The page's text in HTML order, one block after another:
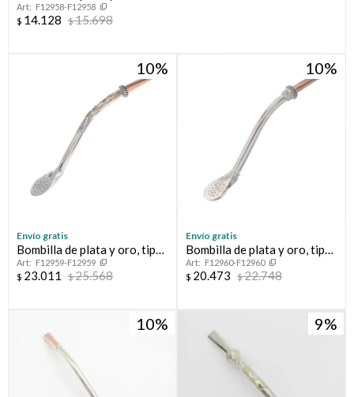
F12958-F12958
$ 14.128 $15.698
10
Envío gratis
Bombilla de plata y oro, tipo
MELO.F12959-F12959
$ 23.011 $25.568
10
Envío gratis
Bombilla de plata y oro, tipo
MELO.F12960-F12960
$ 20.473 $22.748
10 9
Compromiso